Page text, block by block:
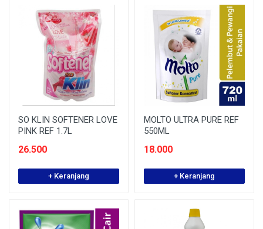
SO KLIN SOFTENER LOVE
PINK REF 1.7L
26.500
+ Keranjang
MOLTO ULTRA PURE REF
550ML
18.000
+ Keranjang